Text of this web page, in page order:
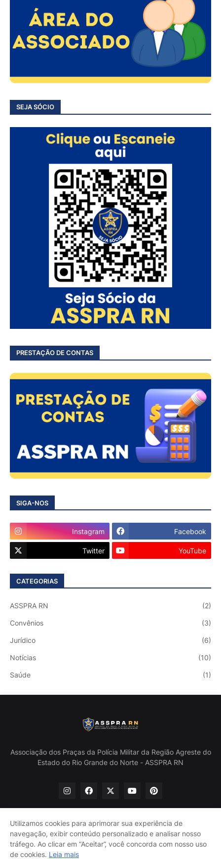
SEJA SÓCIO
PRESTAÇÃO DE CONTAS
SIGA-NOS
Instagram Facebook
Twitter YouTube
CATEGORIAS
ASSPRA RN (2)
Convênios (3)
Jurídico (6)
Notícias (10)
Saúde (1)
Associação dos Praças da Polícia Militar da Região Agreste do
Estado do Rio Grande do Norte - ASSPRA RN
Início Quem Somos
Política de Privacidade
Contate-nos
Utilizamos cookies para aprimorar sua experiência de
navegação, exibir conteúdo personalizado e analisar nosso
tráfego. Ao clicar em “Aceitar”, você concorda com nosso uso
de cookies. Leia mais